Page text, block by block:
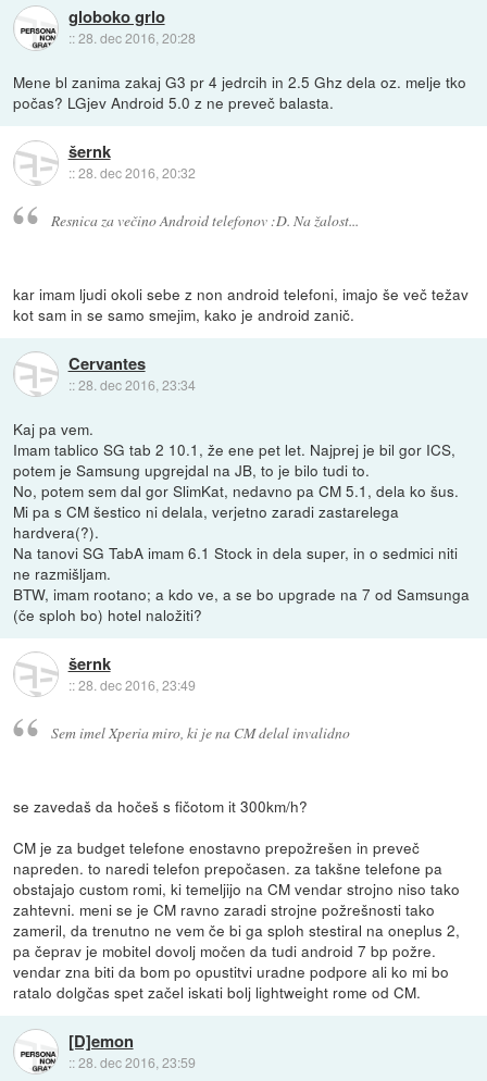
globoko grlo
::28. dec 2016, 20:28
Mene bl zanima zakaj G3 pr 4 jedrcih in 2.5 Ghz dela oz. melje tko
počas? LGjev Android 5.0 z ne preveč balasta.
šernk
::28. dec 2016, 20:32
Resnica za večino Android telefonov :D. Na žalost...
kar imam ljudi okoli sebe z non android telefoni, imajo še več težav
kot sam in se samo smejim, kako je android zanič.
Cervantes
::28. dec 2016, 23:34
Kaj pa vem.
Imam tablico SG tab 2 10.1, že ene pet let. Najprej je bil gor ICS,
potem je Samsung upgrejdal na JB, to je bilo tudi to.
No, potem sem dal gor SlimKat, nedavno pa CM 5.1, dela ko šus.
Mi pa s CM šestico ni delala, verjetno zaradi zastarelega
hardvera(?).
Na tanovi SG TabA imam 6.1 Stock in dela super, in o sedmici niti
ne razmišljam.
BTW, imam rootano; a kdo ve, a se bo upgrade na 7 od Samsunga
(če sploh bo) hotel naložiti?
šernk
::28. dec 2016, 23:49
Sem imel Xperia miro, ki je na CM delal invalidno
se zavedaš da hočeš s fičotom it 300km/h?
CM je za budget telefone enostavno prepožrešen in preveč
napreden. to naredi telefon prepočasen. za takšne telefone pa
obstajajo custom romi, ki temeljijo na CM vendar strojno niso tako
zahtevni. meni se je CM ravno zaradi strojne požrešnosti tako
zameril, da trenutno ne vem če bi ga sploh stestiral na oneplus 2,
pa čeprav je mobitel dovolj močen da tudi android 7 bp požre.
vendar zna biti da bom po opustitvi uradne podpore ali ko mi bo
ratalo dolgčas spet začel iskati bolj lightweight rome od CM.
[D]emon
::28. dec 2016, 23:59